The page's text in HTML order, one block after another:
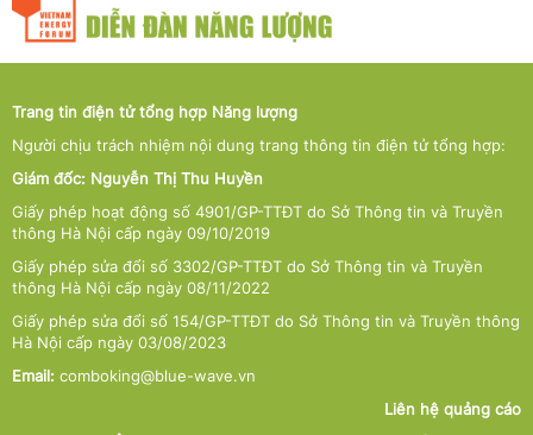
Trang tin điện tử tổng hợp Năng lượng
Người chịu trách nhiệm nội dung trang thông tin điện tử tổng hợp:
Giám đốc: Nguyễn Thị Thu Huyền
Giấy phép hoạt động số 4901/GP-TTĐT do Sở Thông tin và Truyền
thông Hà Nội cấp ngày 09/10/2019
Giấy phép sửa đổi số 3302/GP-TTĐT do Sở Thông tin và Truyền
thông Hà Nội cấp ngày 08/11/2022
Giấy phép sửa đổi số 154/GP-TTĐT do Sở Thông tin và Truyền thông
Hà Nội cấp ngày 03/08/2023
Email: comboking@blue-wave.vn
Liên hệ quảng cáo